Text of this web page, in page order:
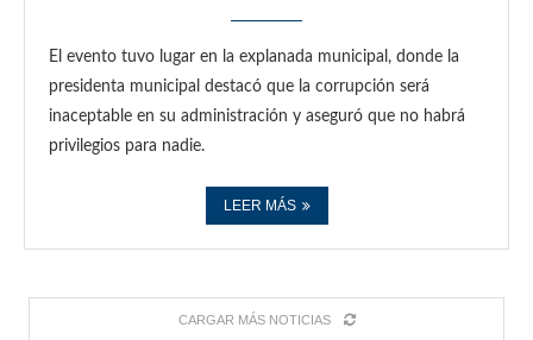
El evento tuvo lugar en la explanada municipal, donde la
presidenta municipal destacó que la corrupción será
inaceptable en su administración y aseguró que no habrá
privilegios para nadie.
LEER MÁS
CARGAR MÁS NOTICIAS